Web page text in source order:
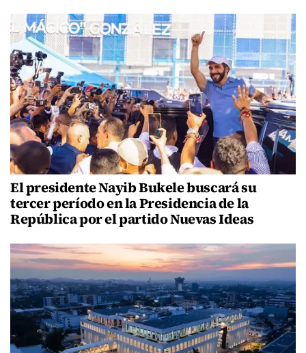
El presidente Nayib Bukele buscará su
tercer período en la Presidencia de la
República por el partido Nuevas Ideas